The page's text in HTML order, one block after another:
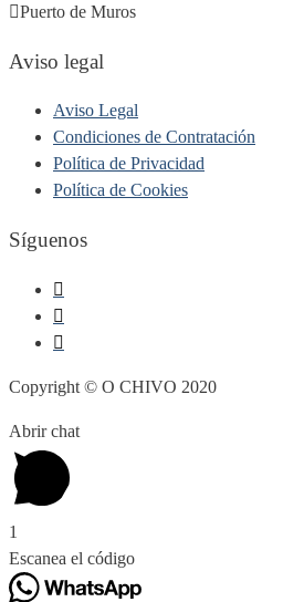
Puerto de Muros
Aviso legal
Aviso Legal
Condiciones de Contratación
Política de Privacidad
Política de Cookies
Síguenos
Copyright © O CHIVO 2020
Abrir chat
1
Escanea el código